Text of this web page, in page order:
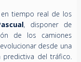
tiempo real de los
, disponer de
de los camiones
desde una
predictiva del tráfico.